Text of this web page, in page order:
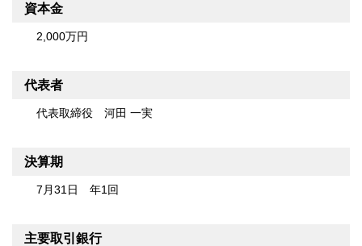
資本金
2,000万円
代表者
代表取締役 河田 一実
決算期
7月31日 年1回
主要取引銀行